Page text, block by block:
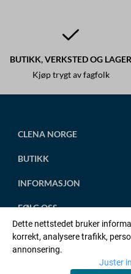
BUTIKK, VERKSTED OG LAGER
Kjøp trygt av fagfolk
CLENA NORGE
Vi leverer alt fra små
spesialtilpassede anlegg.
post@clena.no
Tlf.: +47 45 88 58 31
Org. nr. 920230695
BUTIKK
Mandag-Fredag 8.00-16.00
Kontakt oss
OPPRETT KONTO
INFORMASJON
Om oss
Artikler
Salgsbetingelser
FØLG OSS
Facebook
Dette nettstedet bruker
korrekt, analysere trafikk,
annonsering.
Juster